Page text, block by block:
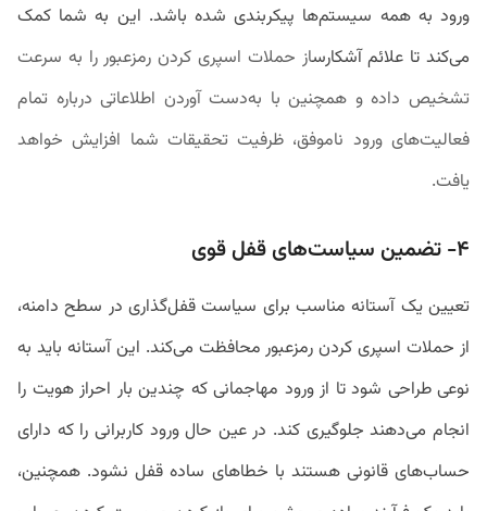
ورود به همه سیستم‌ها پیکربندی شده باشد. این به شما کمک
می‌کند تا علائم آشکارساز حملات اسپری کردن رمزعبور را به سرعت
تشخیص داده و همچنین با به‌دست آوردن اطلاعاتی درباره تمام
فعالیت‌های ورود ناموفق، ظرفیت تحقیقات شما افزایش خواهد
یافت.
۴- تضمین سیاست‌های قفل قوی
تعیین یک آستانه مناسب برای سیاست قفل‌گذاری در سطح دامنه،
از حملات اسپری کردن رمزعبور محافظت می‌کند. این آستانه باید به
نوعی طراحی شود تا از ورود مهاجمانی که چندین بار احراز هویت را
انجام می‌دهند جلوگیری کند. در عین حال ورود کاربرانی را که دارای
حساب‌های قانونی هستند با خطاهای ساده قفل نشود. همچنین،